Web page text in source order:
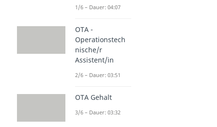
1/6 – Dauer: 04:07
OTA -
Operationstech
nische/r
Assistent/in
2/6 – Dauer: 03:51
OTA Gehalt
3/6 – Dauer: 03:32